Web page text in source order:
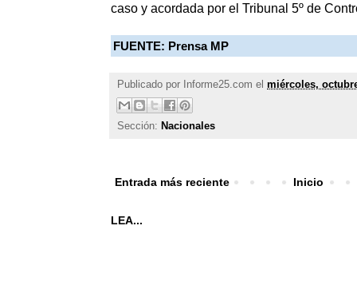
caso y acordada por el Tribunal 5º de
FUENTE: Prensa MP
Publicado por Informe25.com el miércoles,
Sección: Nacionales
Entrada más reciente Inicio
LEA...